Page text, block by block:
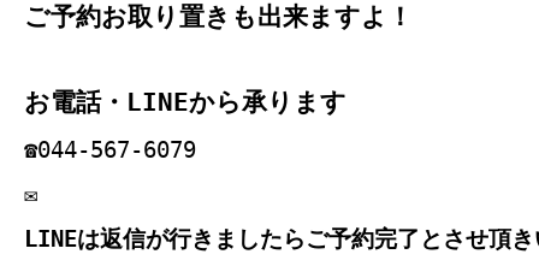
ご予約お取り置きも出来ますよ！
お電話・LINEから承ります
☎044‐567‐6079
✉
LINEは返信が行きましたらご予約完了とさせ頂